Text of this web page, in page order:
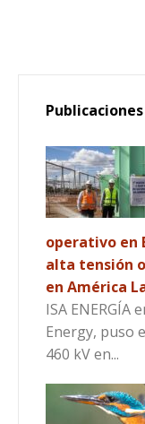
operativo en
alta tensión
en América
ISA ENERGÍA
Energy, puso
460 kV en...